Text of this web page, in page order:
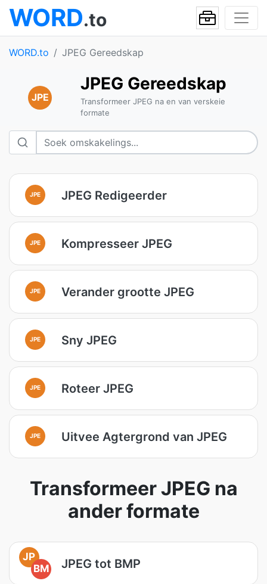
WORD.to
WORD.to JPEG Gereedskap
JPE
JPEG Gereedskap
Transformeer JPEG na en van verskeie
formate
JPE JPEG Redigeerder
JPE Kompresseer JPEG
JPE Verander grootte JPEG
JPE Sny JPEG
JPE Roteer JPEG
JPE Uitvee Agtergrond van JPEG
Transformeer JPEG na
ander formate
JP
BM
JPEG tot BMP